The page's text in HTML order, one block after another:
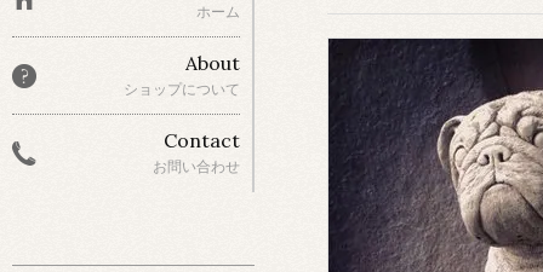
ホーム
About
ショップについて
Contact
お問い合わせ